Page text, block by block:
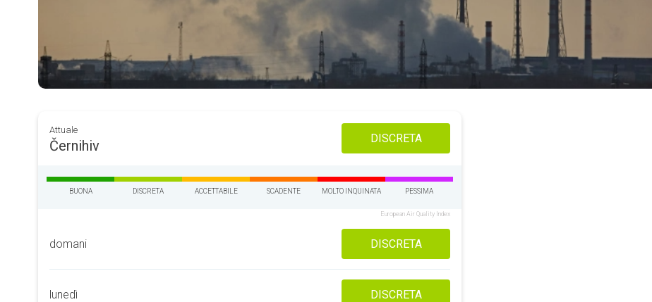
Attuale
Černihiv DISCRETA
BUONA DISCRETA ACCETTABILE SCADENTE MOLTO INQUINATA PESSIMA
European Air Quality Index
domani DISCRETA
lunedì DISCRETA